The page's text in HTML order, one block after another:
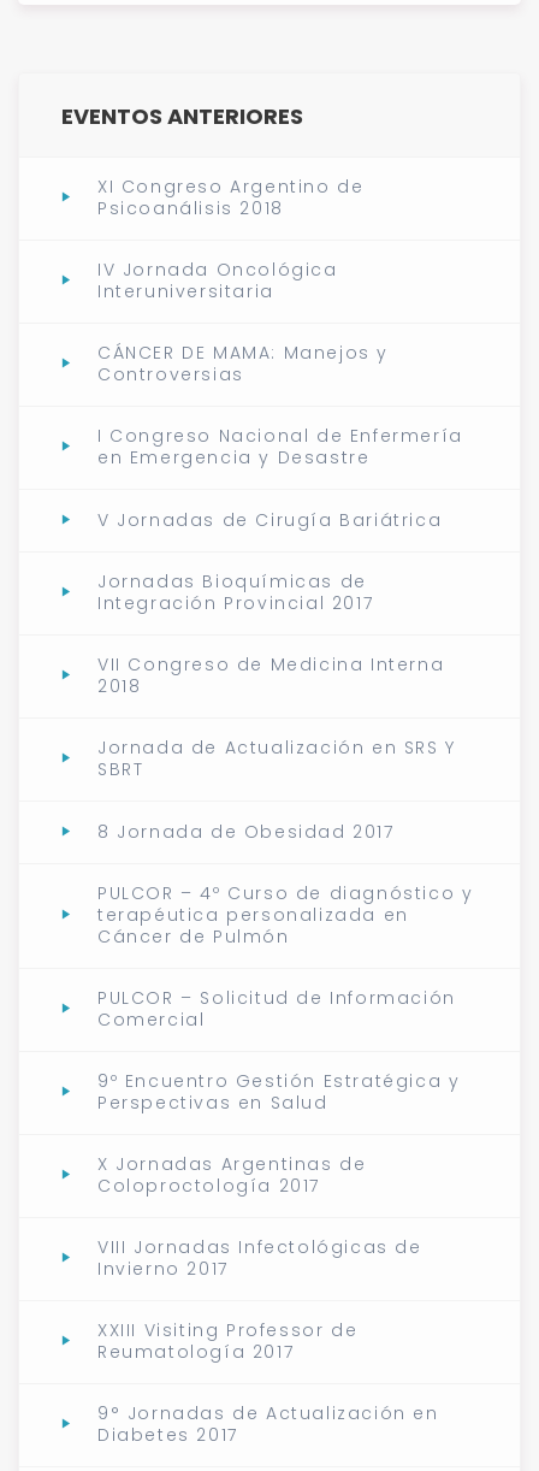
EVENTOS ANTERIORES
XI Congreso Argentino de
Psicoanálisis 2018
IV Jornada Oncológica
Interuniversitaria
CÁNCER DE MAMA: Manejos y
Controversias
I Congreso Nacional de Enfermería
en Emergencia y Desastre
V Jornadas de Cirugía Bariátrica
Jornadas Bioquímicas de
Integración Provincial 2017
VII Congreso de Medicina Interna
2018
Jornada de Actualización en SRS Y
SBRT
8 Jornada de Obesidad 2017
PULCOR – 4º Curso de diagnóstico y
terapéutica personalizada en
Cáncer de Pulmón
PULCOR – Solicitud de Información
Comercial
9º Encuentro Gestión Estratégica y
Perspectivas en Salud
X Jornadas Argentinas de
Coloproctología 2017
VIII Jornadas Infectológicas de
Invierno 2017
XXIII Visiting Professor de
Reumatología 2017
9° Jornadas de Actualización en
Diabetes 2017